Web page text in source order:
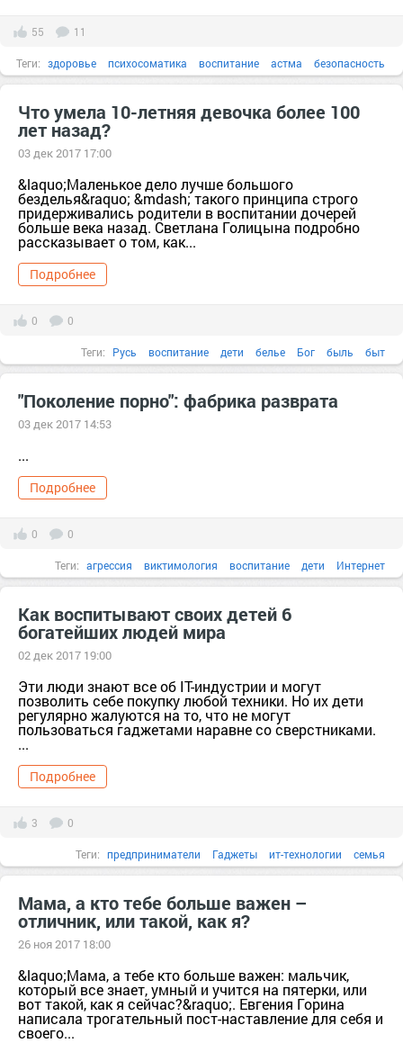
55 11
Теги: здоровье психосоматика воспитание астма безопасность
Что умела 10-летняя девочка более 100
лет назад?
03 дек 2017 17:00
&laquo;Маленькое дело лучше большого
безделья&raquo; &mdash; такого принципа строго
придерживались родители в воспитании дочерей
больше века назад. Светлана Голицына подробно
рассказывает о том, как...
Подробнее
0 0
Теги: Русь воспитание дети белье Бог быль быт
"Поколение порно": фабрика разврата
03 дек 2017 14:53
...
Подробнее
0 0
Теги: агрессия виктимология воспитание дети Интернет
тв 1984 бесполезный
Как воспитывают своих детей 6
богатейших людей мира
02 дек 2017 19:00
Эти люди знают все об IT-индустрии и могут
позволить себе покупку любой техники. Но их дети
регулярно жалуются на то, что не могут
пользоваться гаджетами наравне со сверстниками.
...
Подробнее
3 0
Теги: предприниматели Гаджеты ит-технологии семья
Мама, а кто тебе больше важен –
отличник, или такой, как я?
26 ноя 2017 18:00
&laquo;Мама, а тебе кто больше важен: мальчик,
который все знает, умный и учится на пятерки, или
вот такой, как я сейчас?&raquo;. Евгения Горина
написала трогательный пост-наставление для себя и
своего...